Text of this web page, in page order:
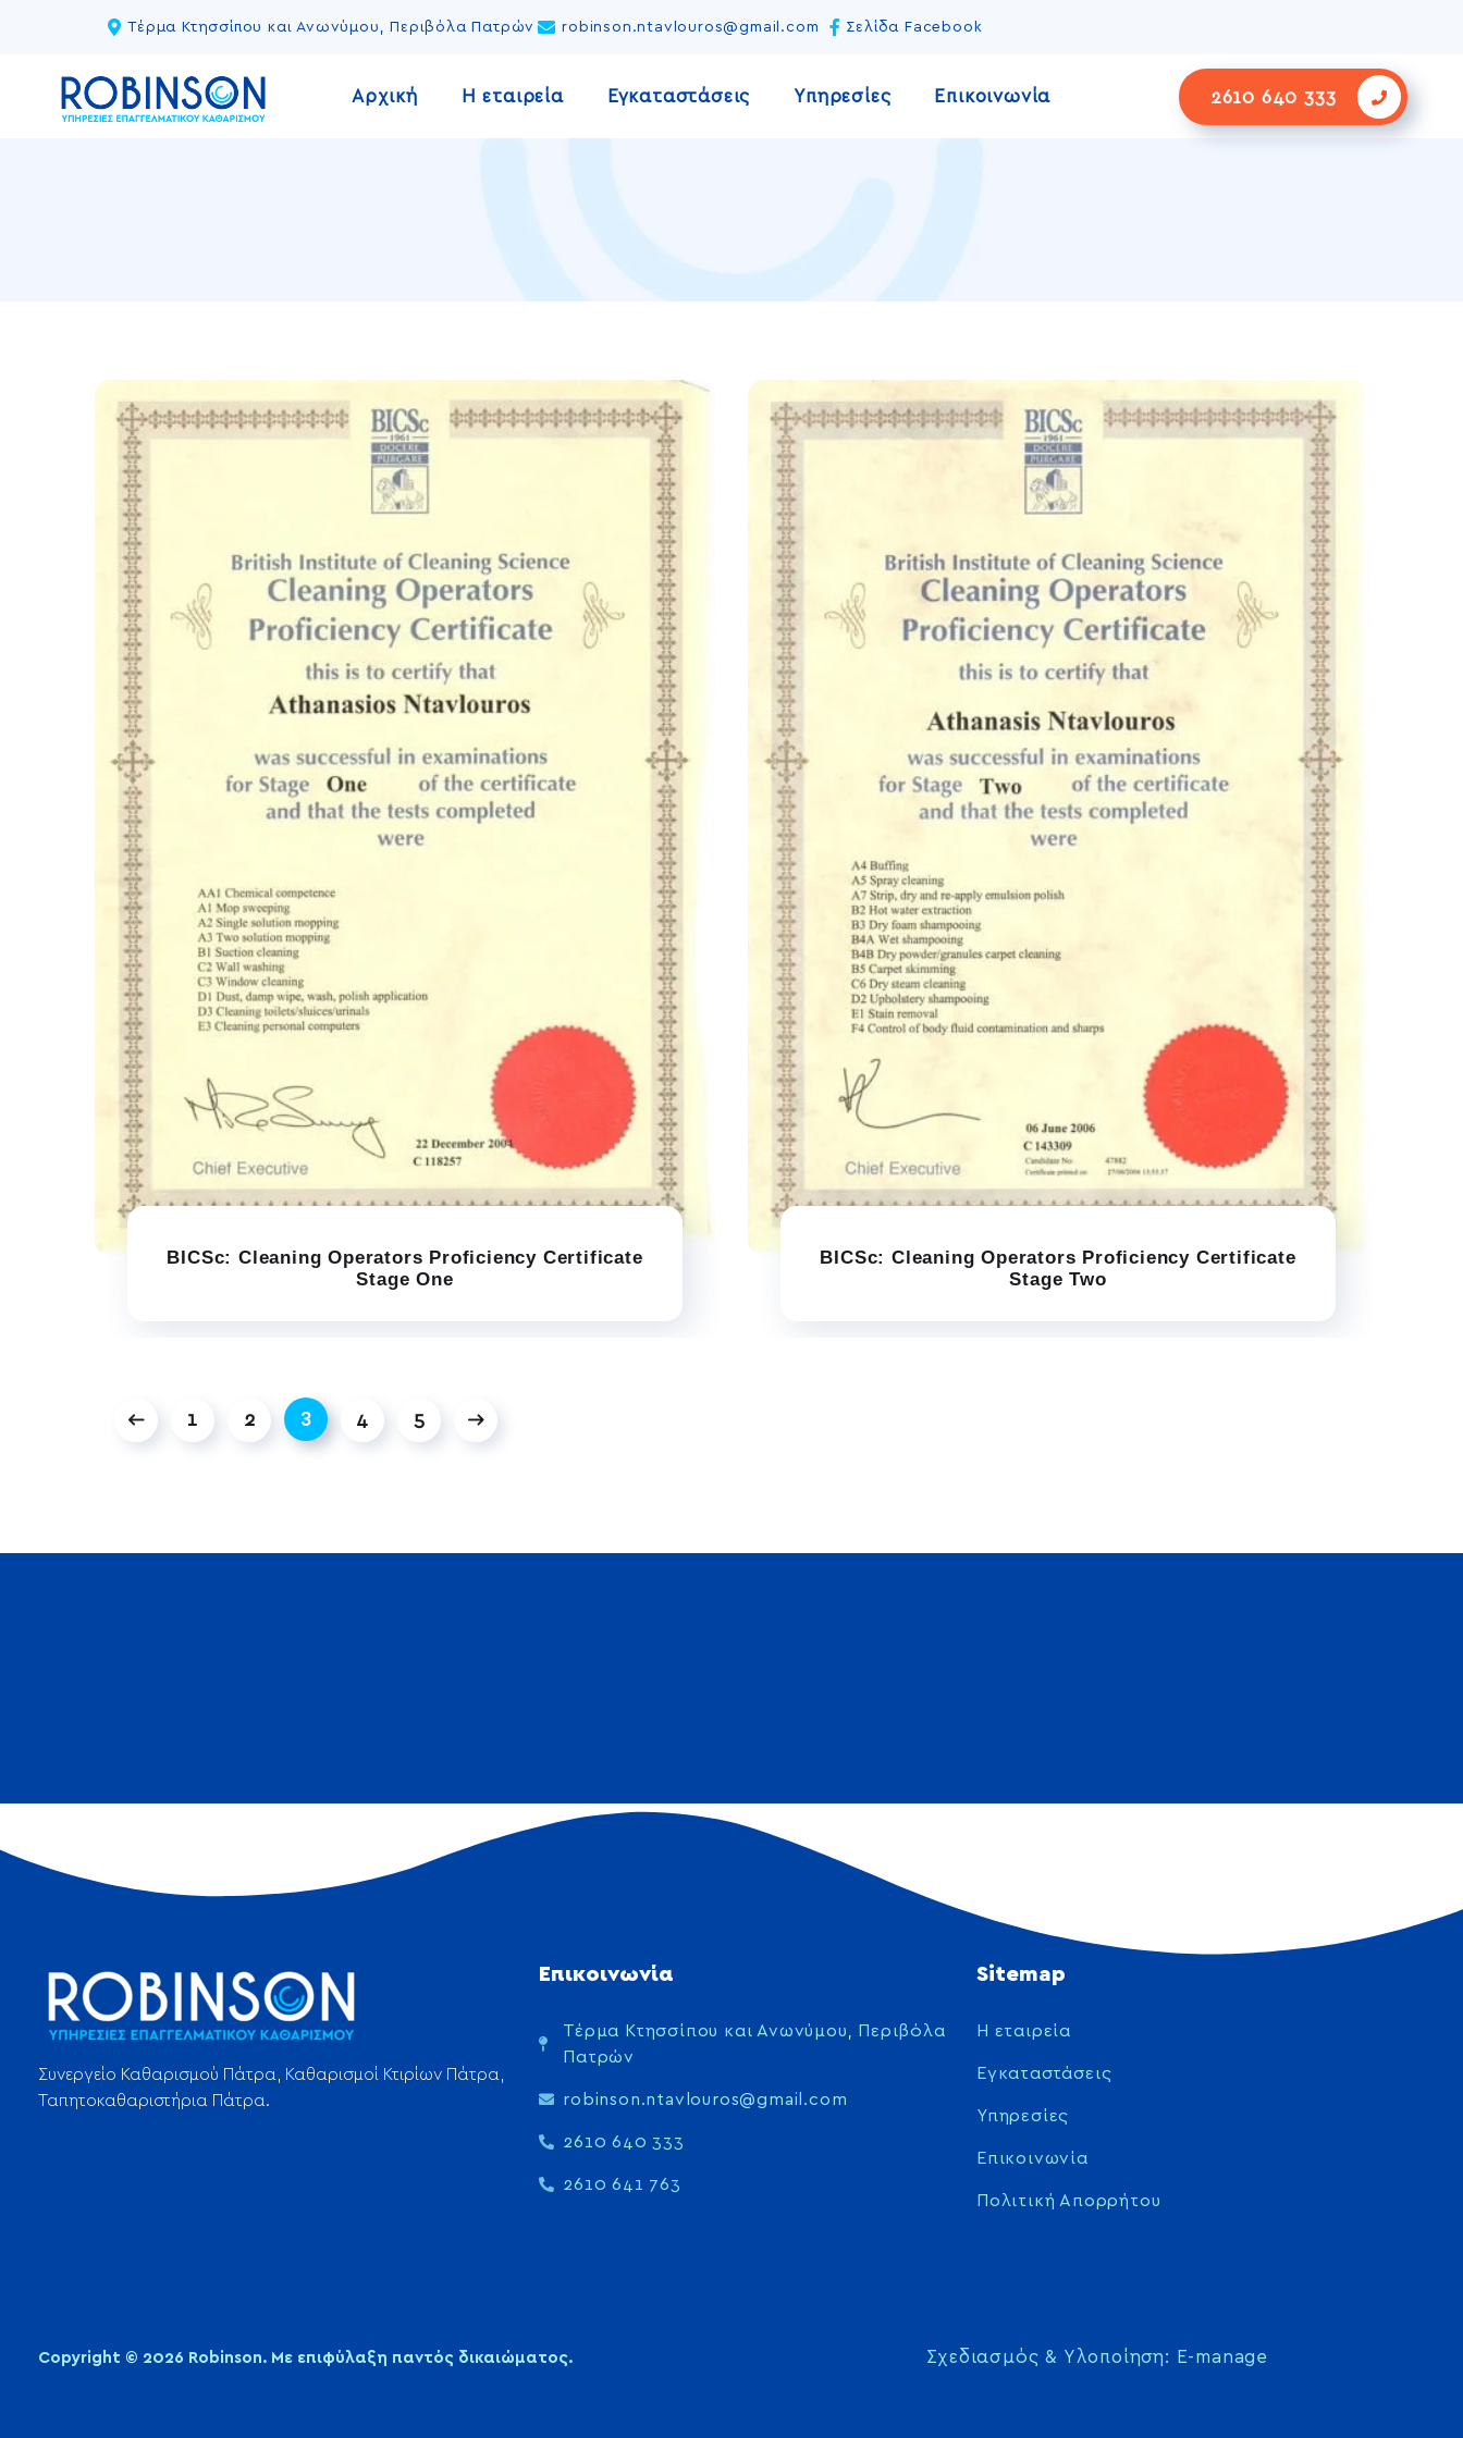
Τέρμα Κτησσίπου και Ανωνύμου, Περιβόλα Πατρών robinson.ntavlouros@gmail.com Σελίδα Facebook
Αρχική Η εταιρεία Εγκαταστάσεις Υπηρεσίες Επικοινωνία 2610 640 333
BICSc: Cleaning Operators Proficiency Certificate
Stage One
BICSc: Cleaning Operators Proficiency Certificate
Stage Two
1 2 3 4 5
Συνεργείο Καθαρισμού Πάτρα, Καθαρισμοί Κτιρίων Πάτρα,
Ταπητοκαθαριστήρια Πάτρα.
Επικοινωνία
Τέρμα Κτησσίπου και Ανωνύμου, Περιβόλα
Πατρών
robinson.ntavlouros@gmail.com
2610 640 333
2610 641 763
Sitemap
Η εταιρεία
Εγκαταστάσεις
Υπηρεσίες
Επικοινωνία
Πολιτική Απορρήτου
Copyright © 2026 Robinson. Με επιφύλαξη παντός δικαιώματος. Σχεδιασμός & Υλοποίηση: E-manage